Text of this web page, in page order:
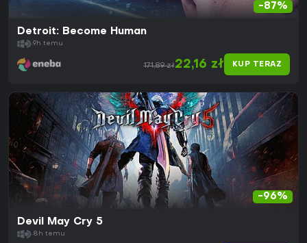
-87%
Detroit: Become Human
9h temu
171,89 zł22,16 zł KUP TERAZ
-96%
Devil May Cry 5
8h temu